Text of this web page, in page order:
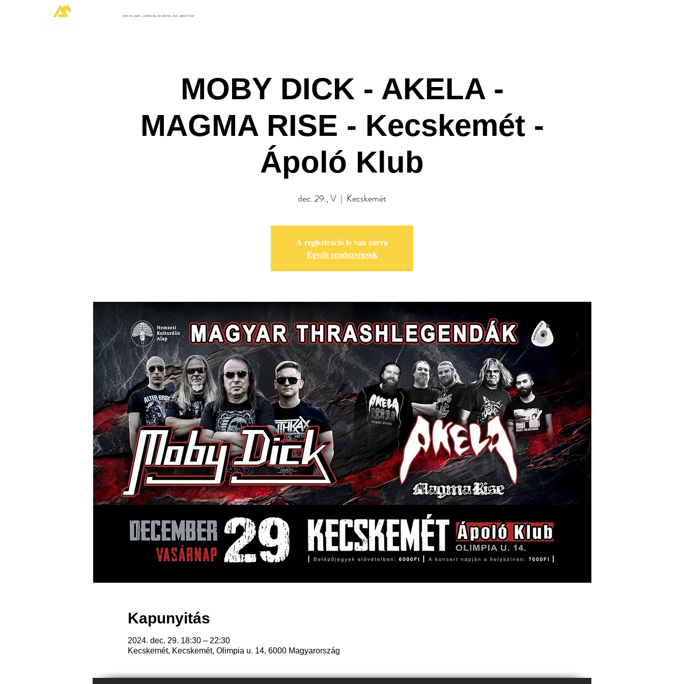
koncert, party, szórakozás, kecskemét, buli, ápoló klub
MOBY DICK - AKELA -
MAGMA RISE - Kecskemét -
Ápoló Klub
dec. 29., V
  |
Kecskemét
A regisztráció le van zárva
Egyéb rendezvények
Kapunyitás
2024. dec. 29. 18:30 – 22:30
Kecskemét, Kecskemét, Olimpia u. 14, 6000 Magyarország